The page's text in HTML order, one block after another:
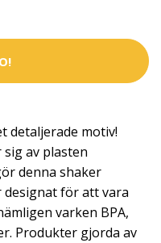
detaljerade motiv!
av plasten
denna shaker
designat för att vara
varken BPA,
Produkter gjorda av